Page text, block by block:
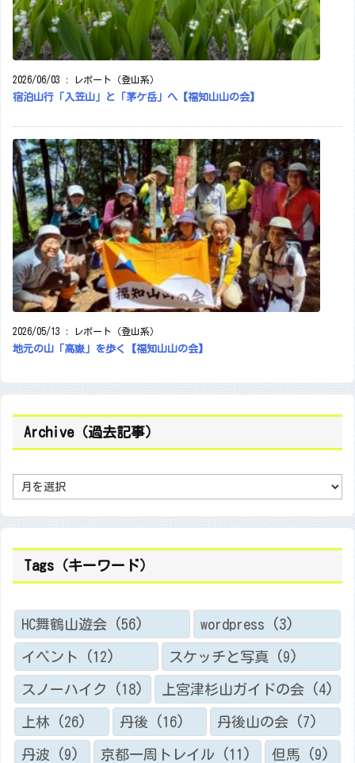
2026/06/03 : レポート（登山系）
宿泊山行「入笠山」と「茅ケ岳」へ【福知山山の会】
2026/05/13 : レポート（登山系）
地元の山「高嶽」を歩く【福知山山の会】
Archive（過去記事）
c
e
去
）
Tags（キーワード）
HC舞鶴山遊会 (56) wordpress (3)
イベント (12) スケッチと写真(9)
スノーハイク (18) 上宮津杉山ガイドの会(4)
上林 (26) 丹後 (16) 丹後山の会 (7)
丹波 (9) 京都一周トレイル (11) 但馬 (9)